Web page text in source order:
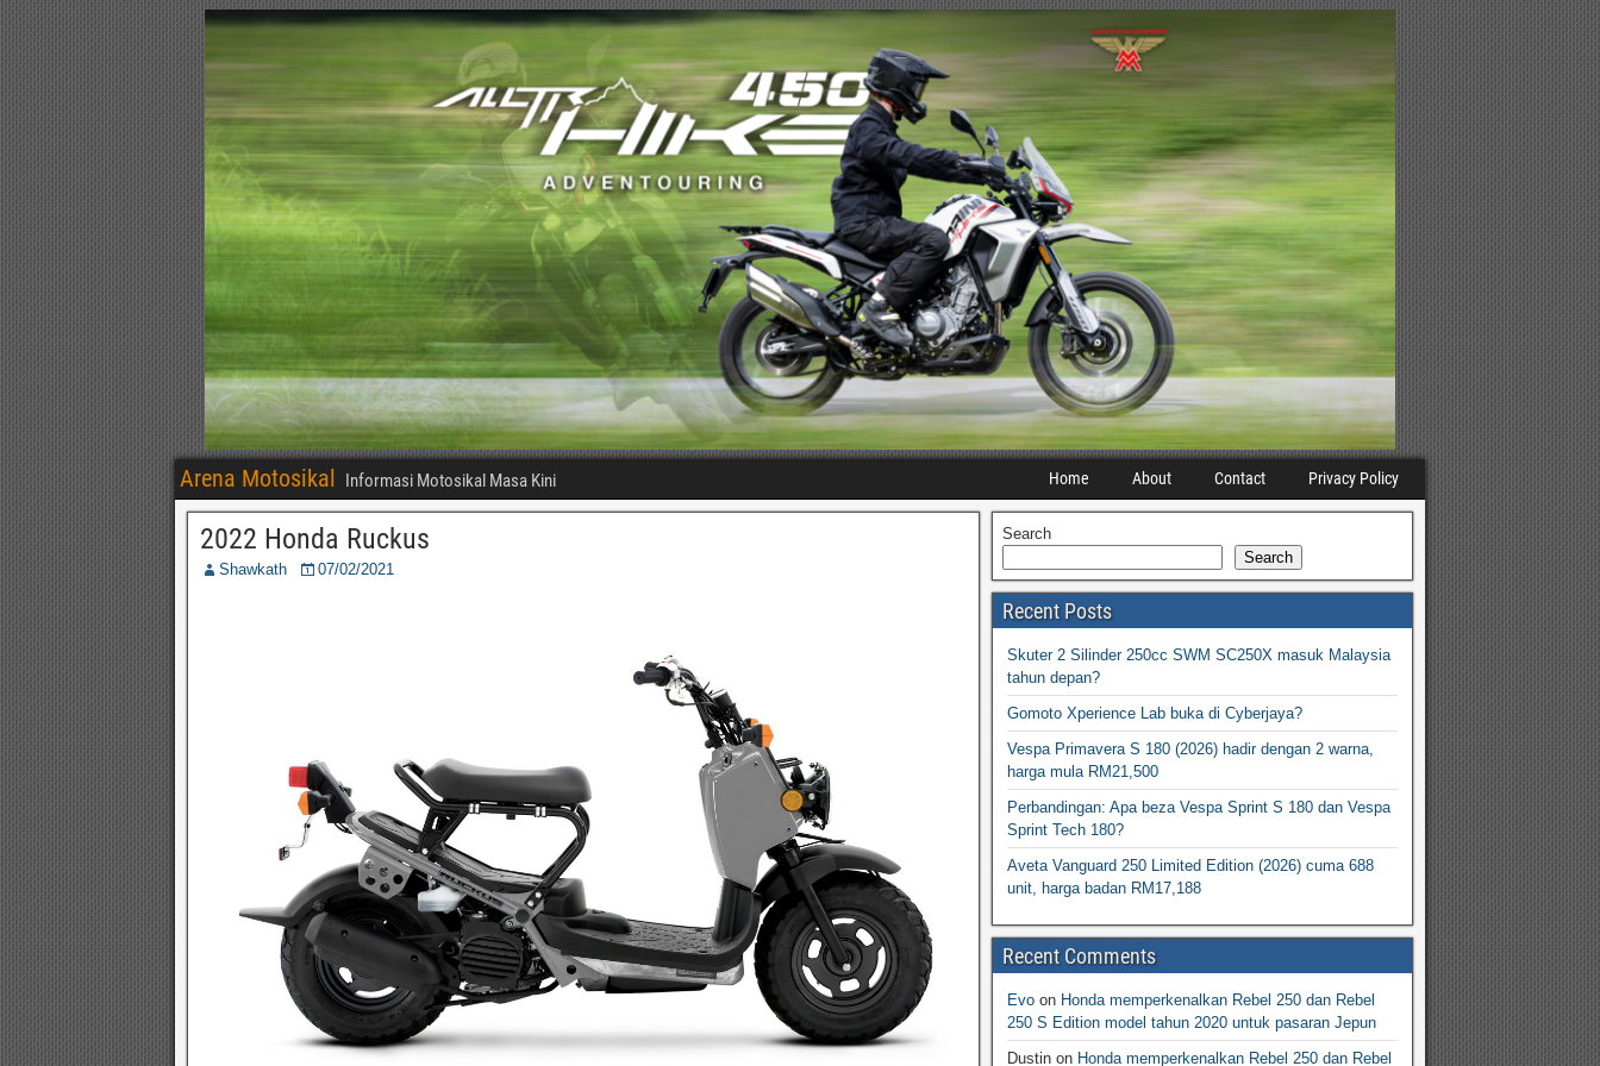
Arena Motosikal Informasi Motosikal Masa Kini Home About Contact Privacy Policy
2022 Honda Ruckus
Shawkath 07/02/2021
Search
Search
Recent Posts
Skuter 2 Silinder 250cc SWM SC250X masuk Malaysia
tahun depan?
Gomoto Xperience Lab buka di Cyberjaya?
Vespa Primavera S 180 (2026) hadir dengan 2 warna,
harga mula RM21,500
Perbandingan: Apa beza Vespa Sprint S 180 dan Vespa
Sprint Tech 180?
Aveta Vanguard 250 Limited Edition (2026) cuma 688
unit, harga badan RM17,188
Recent Comments
Evo on Honda memperkenalkan Rebel 250 dan Rebel
250 S Edition model tahun 2020 untuk pasaran Jepun
Dustin on Honda memperkenalkan Rebel 250 dan Rebel